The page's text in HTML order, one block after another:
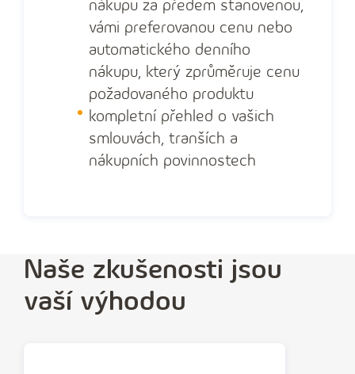
nákupu za předem stanovenou,
vámi preferovanou cenu nebo
automatického denního
nákupu, který zprůměruje cenu
požadovaného produktu
kompletní přehled o vašich
smlouvách, tranších a
nákupních povinnostech
Naše zkušenosti jsou
vaší výhodou